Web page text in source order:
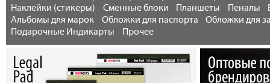
Наклейки (стикеры)
Сменные блоки Планшеты Пеналы
Альбомы для марок
Обложки для паспорта
Обложки для
Подарочные Индикарты
Прочее